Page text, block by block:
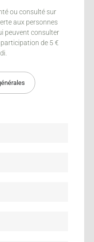
ou consulté sur
aux personnes
peuvent consulter
de 5 €